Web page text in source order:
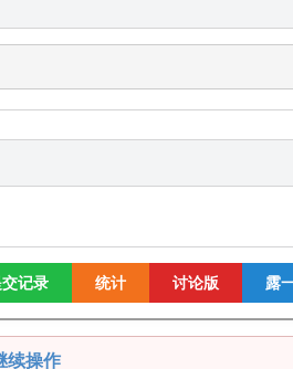
记录 统计 讨论版 露